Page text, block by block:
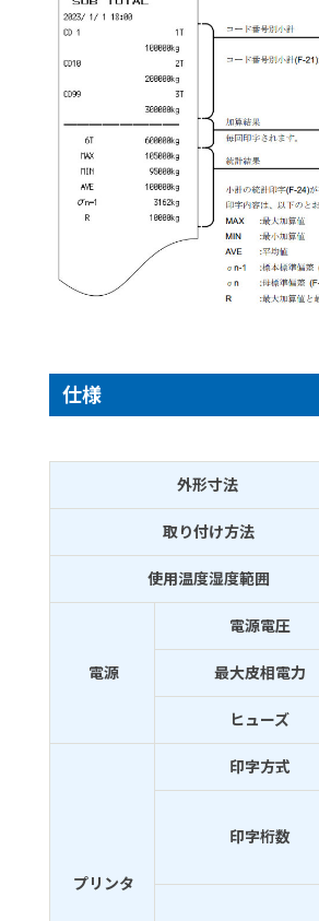
仕様
外形寸法
取り付け方法
使用温度湿度範囲
電源
電源電圧
最大皮相電力
ヒューズ
プリンタ
印字方式
印字桁数